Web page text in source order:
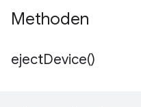
Methoden
ejectDevice()